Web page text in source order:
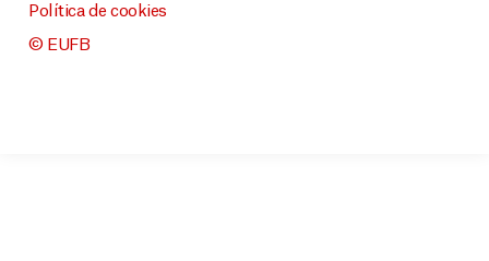
Política de cookies
© EUFB